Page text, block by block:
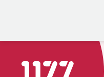
Till startsidan för 1177